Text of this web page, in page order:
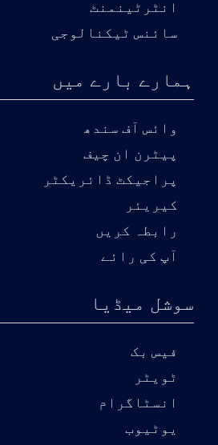
انٹرٹینمنٹ
سائنس ٹیکنالوجی
ہمارے بارے میں
وائس آف سندھ
پیٹرن ان چیف
پراجیکٹ ڈائریکٹر
کیریئر
رابطہ کریں
آپ کی رائے
سوشل میڈیا
فیس بک
ٹویٹر
انسٹاگرام
یوٹیوب